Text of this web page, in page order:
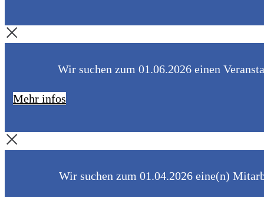
Wir suchen zum 01.06.2026 einen
Mehr infos
Wir suchen zum 01.04.2026 eine(n)